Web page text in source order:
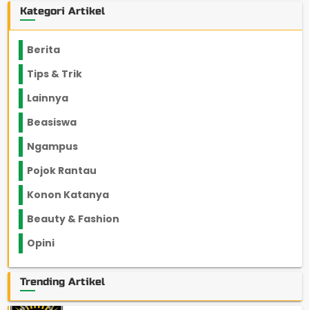
Kategori Artikel
Berita
Tips & Trik
Lainnya
Beasiswa
Ngampus
Pojok Rantau
Konon Katanya
Beauty & Fashion
Opini
Trending Artikel